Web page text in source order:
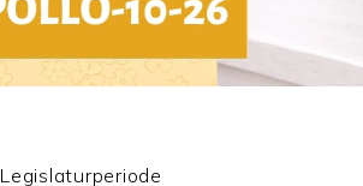
Legislaturperiode